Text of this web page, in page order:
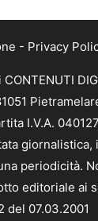
- Privacy
I.V.A.
giornalistica,
periodicità.
editoriale ai
del 07.03.2001